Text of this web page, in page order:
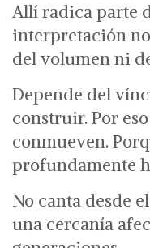
Allí radica parte
interpretación
del volumen ni
Depende del
construir.Por
conmueven.
profundamente
No canta desde
una cercanía